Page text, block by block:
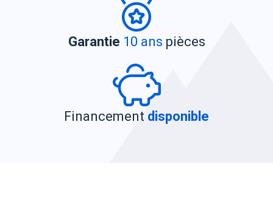
Garantie 10 ans pièces
Financement disponible